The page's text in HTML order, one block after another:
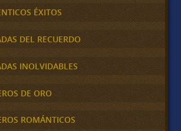
ÉXITOS
DEL RECUERDO
INOLVIDABLES
DE ORO
ROMÁNTICOS